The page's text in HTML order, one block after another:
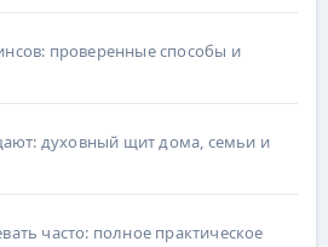
проверенные способы и
духовный щит дома, семьи и
часто: полное практическое